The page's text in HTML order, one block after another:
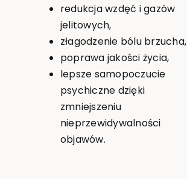
redukcja wzdęć i gazów
jelitowych,
złagodzenie bólu brzucha,
poprawa jakości życia,
lepsze samopoczucie
psychiczne dzięki
zmniejszeniu
nieprzewidywalności
objawów.